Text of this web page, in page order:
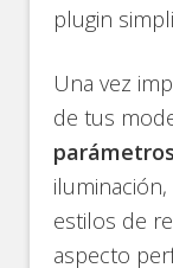
plugin
Una vez
de tus
estilos de
aspecto